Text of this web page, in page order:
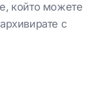
който можете
с